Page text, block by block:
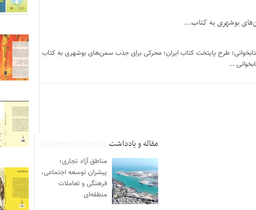
بوشهری به کتاب...
طرح پایتخت کتاب ایران؛ محرکی برای جذب سمن‌های بوشهری به کتاب
...
مقاله و یادداشت
مناطق آزاد تجاری؛
پیشران توسعه اجتماعی،
فرهنگی و تعاملات
منطقه‌ای